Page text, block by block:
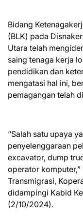
Bidang
(BLK) pada
Utara telah
saing tenaga kerja
pendidikan dan
mengatasi hal ini,
pemagangan telah
“Salah satu upaya
penyelenggaraan
excavator, dump
operator komputer,”
Transmigrasi,
didampingi Kabid
(2/10/2024).